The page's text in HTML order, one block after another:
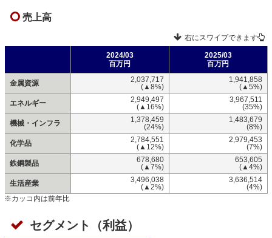
売上高
右にスワイプできます
2024/03
百万円
2025/03
百万円
金属資源
2,037,717
(▲8%)
1,941,858
(▲5%)
エネルギー
2,949,497
(▲16%)
3,967,511
(35%)
機械・インフラ
1,378,459
(24%)
1,483,679
(8%)
化学品
2,784,551
(▲12%)
2,979,453
(7%)
鉄鋼製品
678,680
(▲7%)
653,605
(▲4%)
生活産業
3,496,038
(▲2%)
3,636,514
(4%)
※カッコ内は前年比
セグメント（利益）